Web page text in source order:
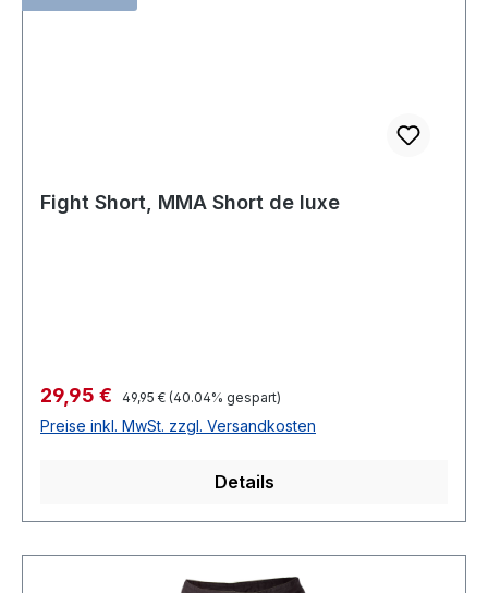
Fight Short, MMA Short de luxe
Verkaufspreis:
29,95 € Regulärer Preis:
49,95 € (40.04% gespart)
Preise inkl. MwSt. zzgl. Versandkosten
Details